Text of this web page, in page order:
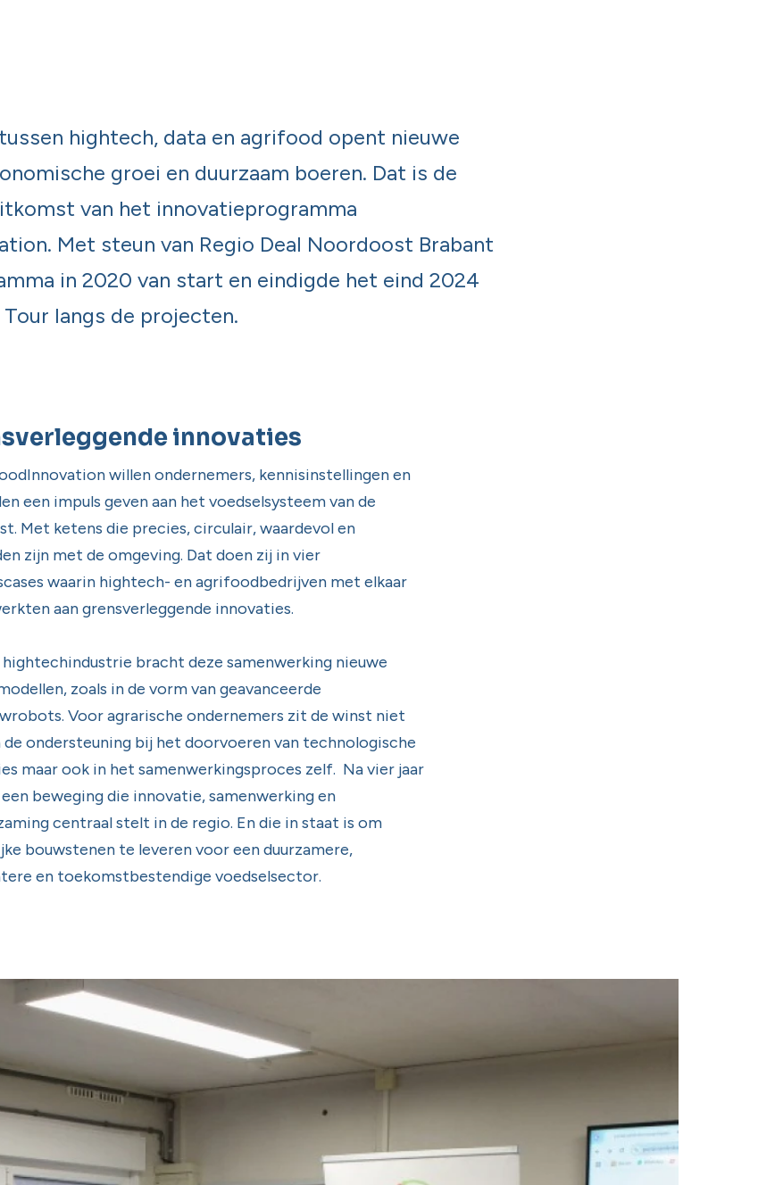
hightech, data en agrifood opent nieuwe
groei en duurzaam boeren. Dat is de
van het innovatieprogramma
Met steun van Regio Deal Noordoost Brabant
in 2020 van start en eindigde het eind 2024
langs de projecten.
innovaties
willen ondernemers, kennisinstellingen en
een impuls geven aan het voedselsysteem van de
Met ketens die precies, circulair, waardevol en
zijn met de omgeving. Dat doen zij in vier
waarin hightech- en agrifoodbedrijven met elkaar
aan grensverleggende innovaties.
bracht deze samenwerking nieuwe
zoals in de vorm van geavanceerde
Voor agrarische ondernemers zit de winst niet
de ondersteuning bij het doorvoeren van technologische
maar ook in het samenwerkingsproces zelf. Na vier jaar
beweging die innovatie, samenwerking en
centraal stelt in de regio. En die in staat is om
bouwstenen te leveren voor een duurzamere,
en toekomstbestendige voedselsector.